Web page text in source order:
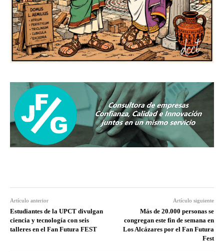
Artículo anterior
Estudiantes de la UPCT divulgan
ciencia y tecnología con seis
talleres en el Fan Futura FEST
Artículo siguiente
Más de 20.000 personas se
congregan este fin de semana en
Los Alcázares por el Fan Futura
Fest